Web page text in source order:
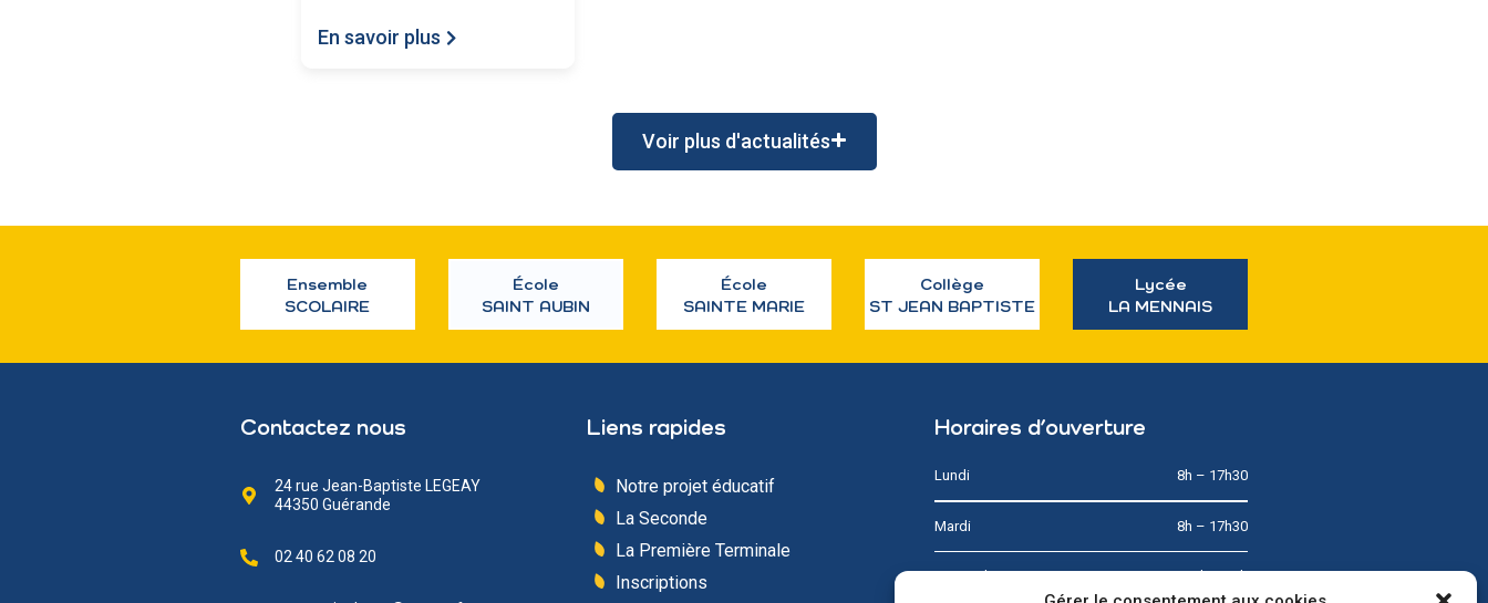
En savoir plus
Voir plus d'actualités
Ensemble
SCOLAIRE
École
SAINT AUBIN
École
SAINTE MARIE
Collège
ST JEAN BAPTISTE
Lycée
LA MENNAIS
Contactez nous
24 rue Jean-Baptiste LEGEAY
44350 Guérande
02 40 62 08 20
Liens rapides
Notre projet éducatif
La Seconde
La Première Terminale
Inscriptions
Horaires d’ouverture
Lundi 8h – 17h30
Mardi 8h – 17h30
Mercredi 8h – 12h